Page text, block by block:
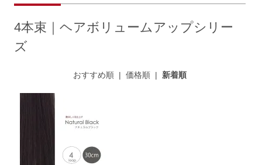
4本束｜ヘアボリュームアップシリー
ズ
おすすめ順| 価格順| 新着順